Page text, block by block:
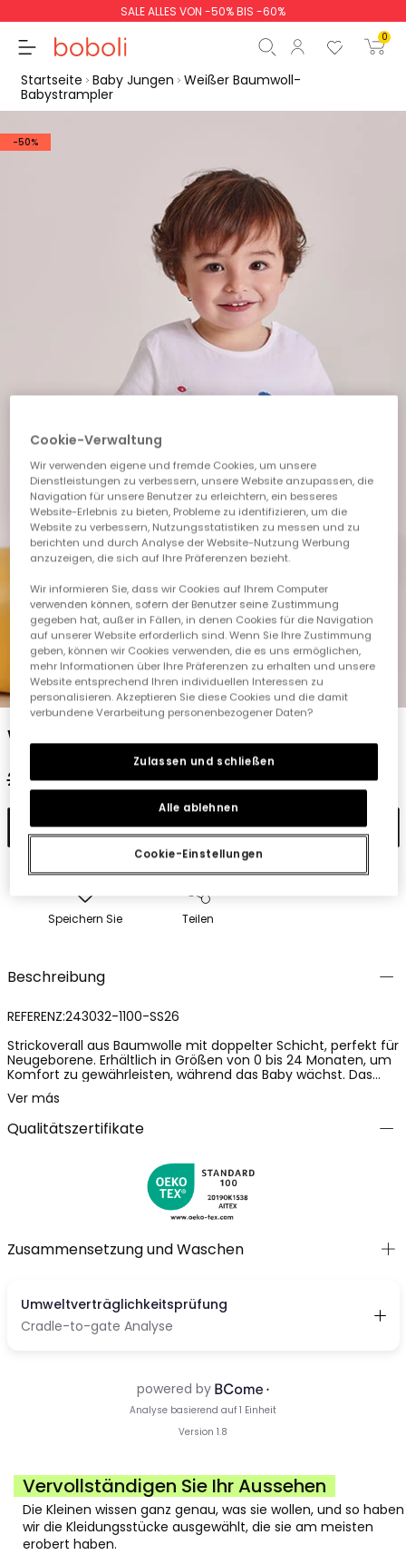
SALE ALLES VON -50% BIS -60%
0
Start der Bestellung
Startseite Baby Jungen Weißer Baumwoll-
Babystrampler
-50%
1 2 3 4 5
Weißer Baumwoll-Babystrampler
25,95 € 12,95 €
In den Warenkorb
Speichern Sie Teilen
Beschreibung
REFERENZ:243032-1100-SS26
Strickoverall aus Baumwolle mit doppelter Schicht, perfekt für
Neugeborene. Erhältlich in Größen von 0 bis 24 Monaten, um
Komfort zu gewährleisten, während das Baby wächst. Das
Design zeigt einen lustigen Druck mit Tieren in lebendigen
Farben auf der oberen Hälfte, ideal, um die Aufmerksamkeit
des Kleinen zu erregen. Der runde Halsausschnitt erleichtert
das An- und Ausziehen, und die kurzen Ärmel machen es für
Streifen und verleiht ein fröhliches Detail. Es ist eine weiche
und bequeme Option für den Alltag des Babys.
Ver más
Qualitätszertifikate
Zusammensetzung und Waschen
Vervollständigen Sie Ihr Aussehen
Die Kleinen wissen ganz genau, was sie wollen, und so haben
wir die Kleidungsstücke ausgewählt, die sie am meisten
erobert haben.
Cookie-Verwaltung
Wir verwenden eigene und fremde Cookies, um unsere
Dienstleistungen zu verbessern, unsere Website anzupassen, die
Navigation für unsere Benutzer zu erleichtern, ein besseres
Website-Erlebnis zu bieten, Probleme zu identifizieren, um die
Website zu verbessern, Nutzungsstatistiken zu messen und zu
berichten und durch Analyse der Website-Nutzung Werbung
anzuzeigen, die sich auf Ihre Präferenzen bezieht.
Wir informieren Sie, dass wir Cookies auf Ihrem Computer
verwenden können, sofern der Benutzer seine Zustimmung
gegeben hat, außer in Fällen, in denen Cookies für die Navigation
auf unserer Website erforderlich sind. Wenn Sie Ihre Zustimmung
geben, können wir Cookies verwenden, die es uns ermöglichen,
mehr Informationen über Ihre Präferenzen zu erhalten und unsere
Website entsprechend Ihren individuellen Interessen zu
personalisieren. Akzeptieren Sie diese Cookies und die damit
verbundene Verarbeitung personenbezogener Daten?
Cookie-Einstellungen
Alle ablehnen
Zulassen und schließen